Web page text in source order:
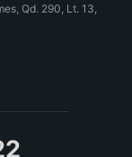
Qd. 290, Lt. 13,